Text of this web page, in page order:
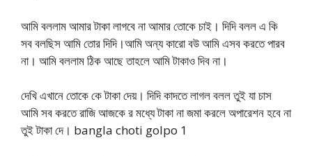
আমি বললাম আমার টাকা লাগবে না আমার তোকে চাই। দিদি বলল এ কি
সব বলছিস আমি তোর দিদি।আমি অন্য কারো বউ আমি এসব করতে পারব
না। আমি বললাম ঠিক আছে তাহলে আমি টাকাও দিব না।
দেখি এখানে তোকে কে টাকা দেয়। দিদি কাদতে লাগল বলল তুই যা চাস
আমি সব করতে রাজি আজকে র মধ্যে টাকা না জমা করলে অপারেশন হবে না
তুই টাকা দে। bangla choti golpo 1